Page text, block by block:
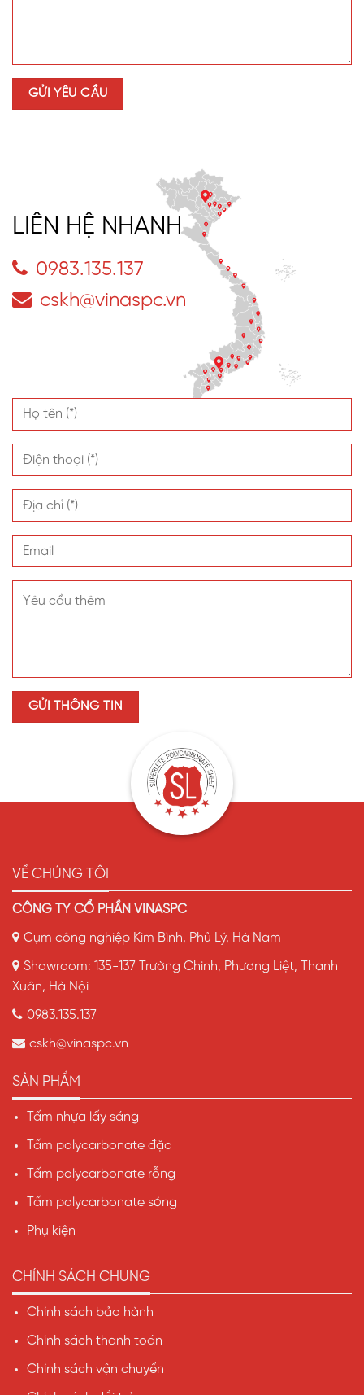
LIÊN HỆ NHANH
0983.135.137
cskh@vinaspc.vn
VỀ CHÚNG TÔI
CÔNG TY CỔ PHẦN VINASPC
Cụm công nghiệp Kim Bình, Phủ Lý, Hà Nam
Showroom: 135-137 Trường Chinh, Phương Liệt, Thanh
Xuân, Hà Nội
0983.135.137
cskh@vinaspc.vn
SẢN PHẨM
Tấm nhựa lấy sáng
Tấm polycarbonate đặc
Tấm polycarbonate rỗng
Tấm polycarbonate sóng
Phụ kiện
CHÍNH SÁCH CHUNG
Chính sách bảo hành
Chính sách thanh toán
Chính sách vận chuyển